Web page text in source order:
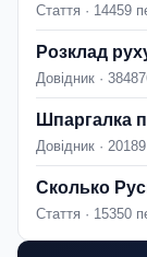
Стаття · 14459
Розклад
Довідник ·
Шпаргалка
Довідник ·
Сколько
Стаття · 15350